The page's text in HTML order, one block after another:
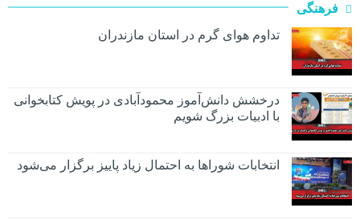
فرهنگی
تداوم هوای گرم در استان مازندران
درخشش دانش‌آموز محمودآبادی در پویش کتابخوانی
با ادبیات بزرگ شویم
انتخابات شوراها به احتمال زیاد پاییز برگزار می‌شود